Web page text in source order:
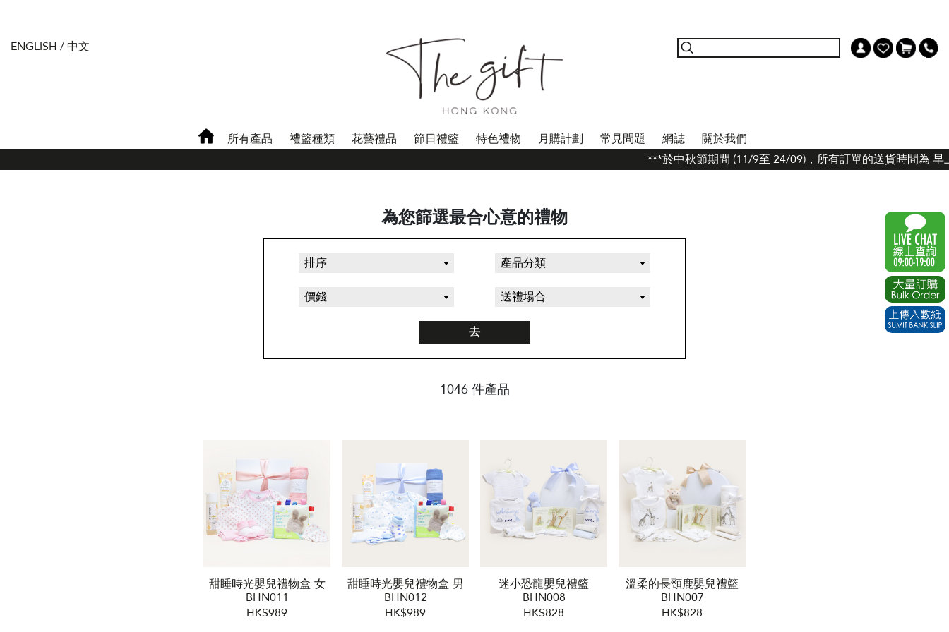
ENGLISH /中文
所有產品 禮籃種類 花藝禮品 節日禮籃 特色禮物 月購計劃 常見問題 網誌
關於我們
***於中秋節期間 (11/9至 24/09)，所有訂單的送貨時間為 早
為您篩選最合心意的禮物
排序 產品分類
價錢 送禮場合
去
1046 件產品
甜睡時光嬰兒禮物盒-女
BHN011
HK$989
甜睡時光嬰兒禮物盒-男
BHN012
HK$989
迷小恐龍嬰兒禮籃
BHN008
HK$828
溫柔的長頸鹿嬰兒禮籃
BHN007
HK$828